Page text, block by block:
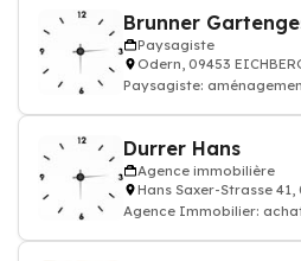
Brunner
Paysagiste
Odern, 09453
Paysagiste:
Durrer Hans
Agence immobilière
Hans Saxer-Strasse 41,
Agence Immobilier: